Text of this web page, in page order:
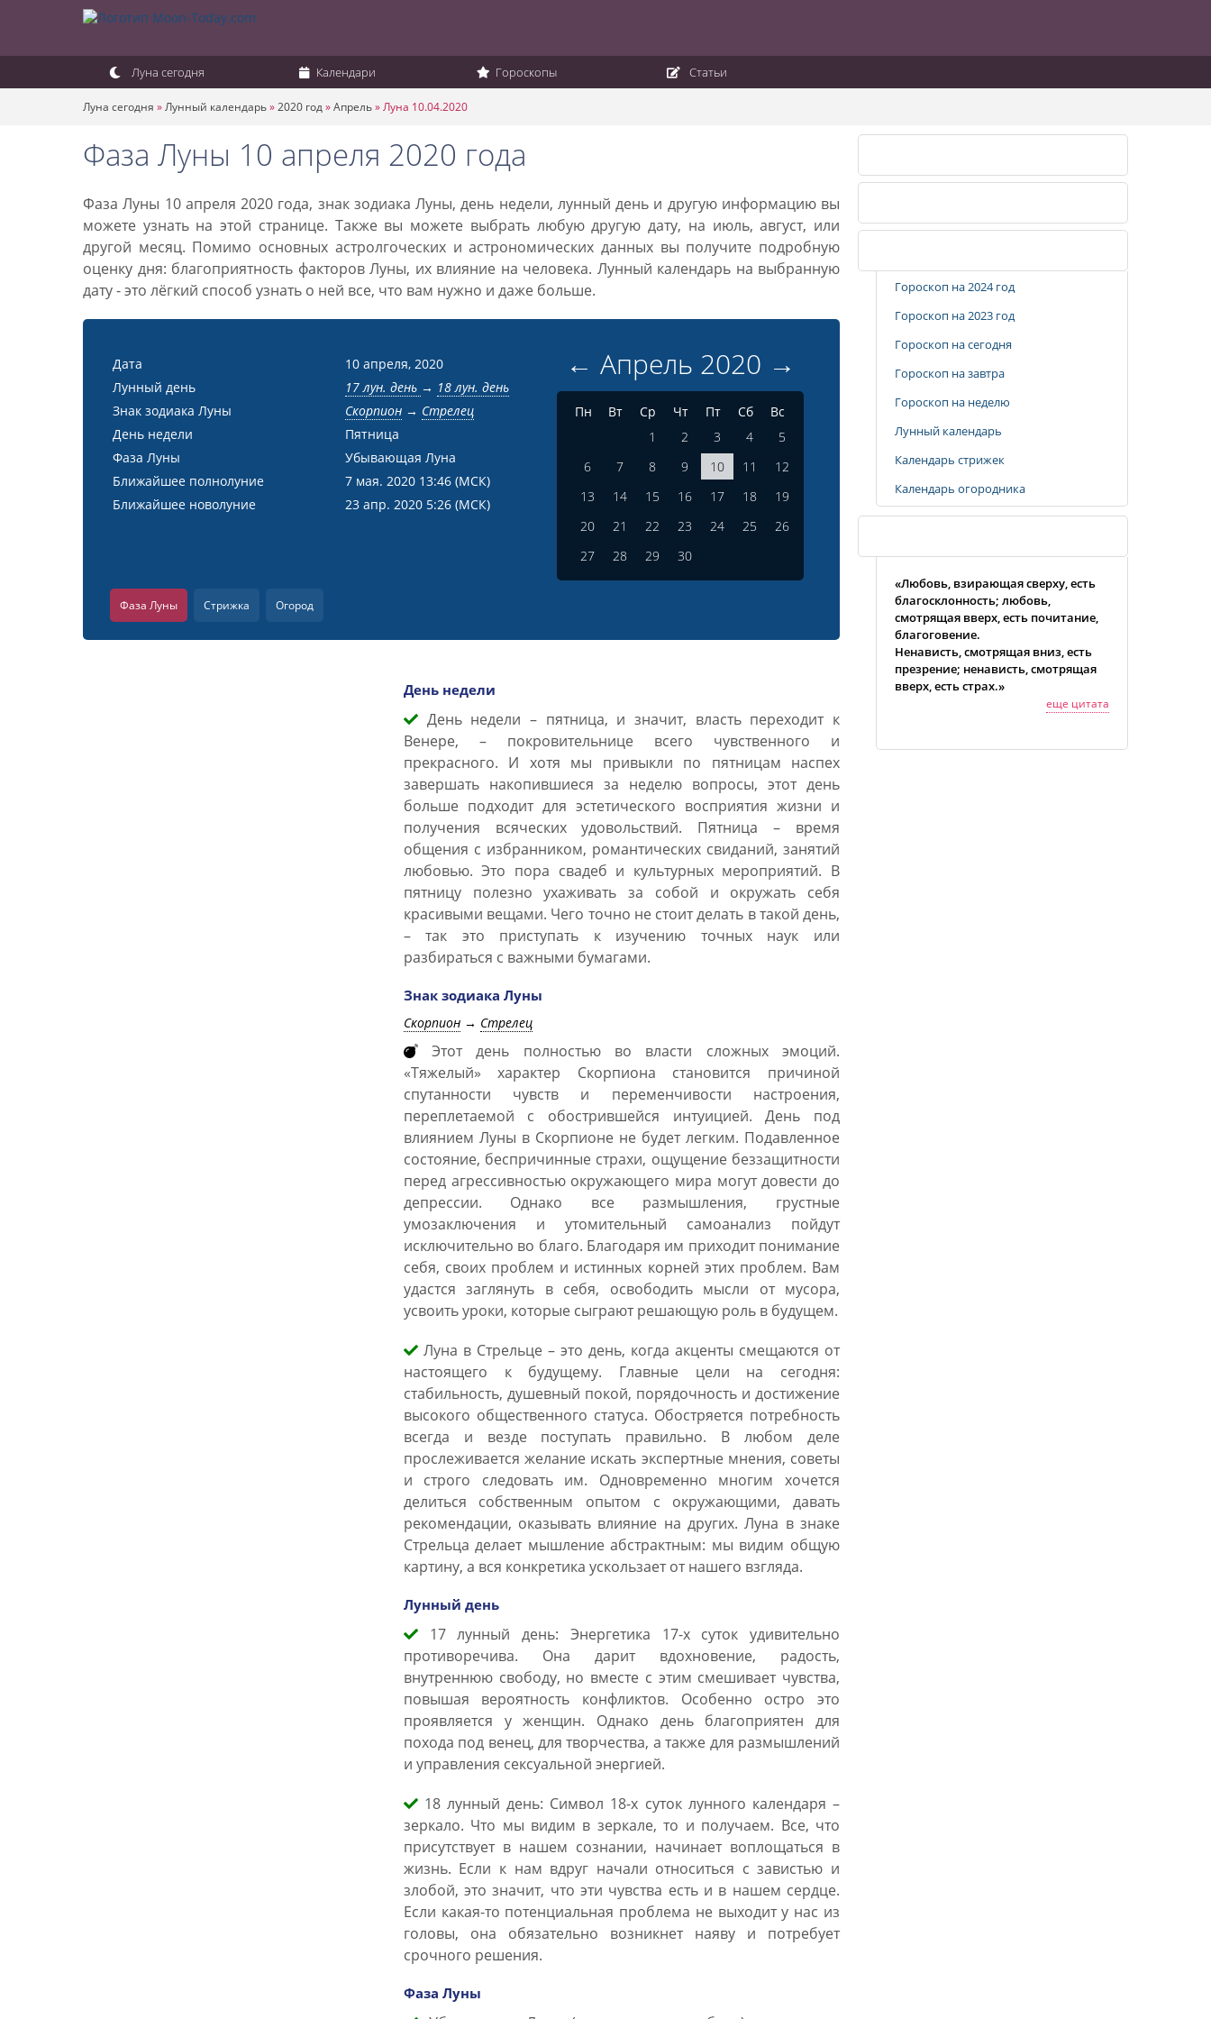
Луна сегодня Календари Гороскопы Статьи
Луна сегодня »Лунный календарь»2020 год»Апрель»Луна 10.04.2020
Фаза Луны 10 апреля 2020 года
Фаза Луны 10 апреля 2020 года, знак зодиака Луны, день недели, лунный день и другую информацию вы
можете узнать на этой странице. Также вы можете выбрать любую другую дату, на июль, август, или
другой месяц. Помимо основных астролгоческих и астрономических данных вы получите подробную
оценку дня: благоприятность факторов Луны, их влияние на человека. Лунный календарь на выбранную
дату - это лёгкий способ узнать о ней все, что вам нужно и даже больше.
Дата
10 апреля, 2020
Лунный день
17 лун. день → 18 лун. день
Знак зодиака Луны
Скорпион→ Стрелец
День недели
Пятница
Фаза Луны
Убывающая Луна
Ближайшее полнолуние
7 мая. 2020 13:46 (МСК)
Ближайшее новолуние
23 апр. 2020 5:26 (МСК)
← Апрель 2020 →
Пн Вт Ср Чт Пт Сб
Вс
1
2 3 4
5
6
7 8 9 10 11
12
13
14 15 16 17 18
19
20
21 22 23 24 25
26
27
28 29 30
Фаза Луны Стрижка Огород
День недели
День недели – пятница, и значит, власть переходит к
Венере, – покровительнице всего чувственного и
прекрасного. И хотя мы привыкли по пятницам наспех
завершать накопившиеся за неделю вопросы, этот день
больше подходит для эстетического восприятия жизни и
получения всяческих удовольствий. Пятница – время
общения с избранником, романтических свиданий, занятий
любовью. Это пора свадеб и культурных мероприятий. В
пятницу полезно ухаживать за собой и окружать себя
красивыми вещами. Чего точно не стоит делать в такой день,
– так это приступать к изучению точных наук или
разбираться с важными бумагами.
Знак зодиака Луны
Скорпион→ Стрелец
Этот день полностью во власти сложных эмоций.
«Тяжелый» характер Скорпиона становится причиной
спутанности чувств и переменчивости настроения,
переплетаемой с обострившейся интуицией. День под
влиянием Луны в Скорпионе не будет легким. Подавленное
состояние, беспричинные страхи, ощущение беззащитности
перед агрессивностью окружающего мира могут довести до
депрессии. Однако все размышления, грустные
умозаключения и утомительный самоанализ пойдут
исключительно во благо. Благодаря им приходит понимание
себя, своих проблем и истинных корней этих проблем. Вам
удастся заглянуть в себя, освободить мысли от мусора,
усвоить уроки, которые сыграют решающую роль в будущем.
Луна в Стрельце – это день, когда акценты смещаются от
настоящего к будущему. Главные цели на сегодня:
стабильность, душевный покой, порядочность и достижение
высокого общественного статуса. Обостряется потребность
всегда и везде поступать правильно. В любом деле
прослеживается желание искать экспертные мнения, советы
и строго следовать им. Одновременно многим хочется
делиться собственным опытом с окружающими, давать
рекомендации, оказывать влияние на других. Луна в знаке
Стрельца делает мышление абстрактным: мы видим общую
картину, а вся конкретика ускользает от нашего взгляда.
Лунный день
17 лунный день: Энергетика 17-х суток удивительно
противоречива. Она дарит вдохновение, радость,
внутреннюю свободу, но вместе с этим смешивает чувства,
повышая вероятность конфликтов. Особенно остро это
проявляется у женщин. Однако день благоприятен для
похода под венец, для творчества, а также для размышлений
и управления сексуальной энергией.
18 лунный день: Символ 18-х суток лунного календаря –
зеркало. Что мы видим в зеркале, то и получаем. Все, что
присутствует в нашем сознании, начинает воплощаться в
жизнь. Если к нам вдруг начали относиться с завистью и
злобой, это значит, что эти чувства есть и в нашем сердце.
Если какая-то потенциальная проблема не выходит у нас из
головы, она обязательно возникнет наяву и потребует
срочного решения.
Фаза Луны
Гороскоп на 2024 год
Гороскоп на 2023 год
Гороскоп на сегодня
Гороскоп на завтра
Гороскоп на неделю
Лунный календарь
Календарь стрижек
Календарь огородника
«Любовь, взирающая сверху, есть
благосклонность; любовь,
смотрящая вверх, есть почитание,
благоговение.
Ненависть, смотрящая вниз, есть
презрение; ненависть, смотрящая
вверх, есть страх.»
еще цитата